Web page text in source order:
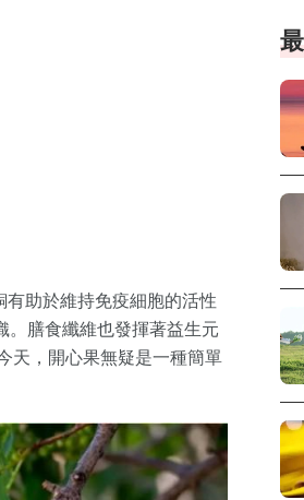
助於維持免疫細胞的活性
。膳食纖維也發揮著益生元
天，開心果無疑是一種簡單